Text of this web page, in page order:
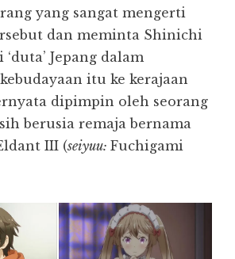
yang sangat mengerti
dan meminta Shinichi
Jepang dalam
itu ke kerajaan
dipimpin oleh seorang
berusia remaja bernama
III (seiyuu: Fuchigami